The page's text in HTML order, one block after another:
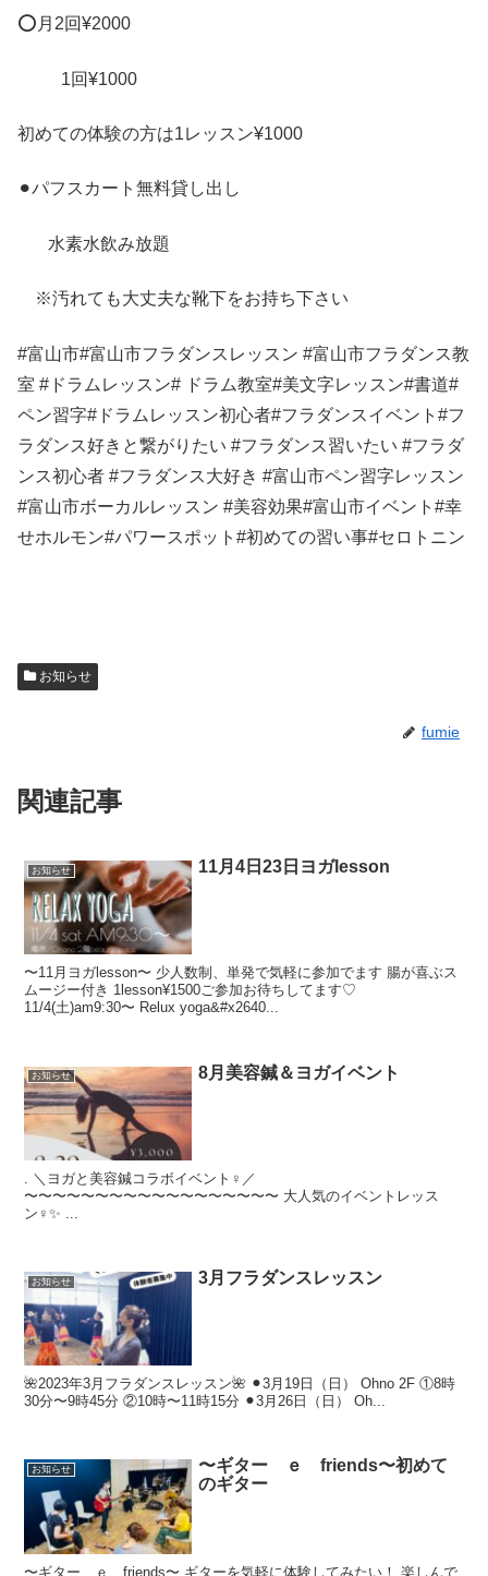
⭕️ 月 2回¥2000
1回¥1000
初めての体験の方は1レッスン¥1000
⚫︎パフスカート無料貸し出し
水素水飲み放題
※汚れても大丈夫な靴下をお持ち下さい
#富山市#富山市フラダンスレッスン #富山市フラダンス教
室 # ドラムレッスン# ドラム教室#美文字レッスン#書道#
ペン習字# ドラムレッスン初心者#フラダンスイベント #フ
ラダンス好きと繋がりたい #フラダンス習いたい #フラダ
ンス初心者 #フラダンス大好き #富山市ペン習字レッスン
#富山市ボーカルレッスン #美容効果#富山市イベント #幸
せホルモン#パワースポット #初めての習い事#セロトニン
お知らせ
fumie
関連記事
お知らせ 11月4日23日ヨガlesson
〜11月ヨガlesson〜 少人数制、単発で気軽に参加でます 腸が喜ぶス
ムージー付き 1lesson¥1500ご参加お待ちしてます♡
11/4(土)am9:30〜 Relux yoga‍&#x2640...
お知らせ 8月美容鍼＆ヨガイベント
. ＼ヨガと美容鍼コラボイベント‍♀️／
〜〜〜〜〜〜〜〜〜〜〜〜〜〜〜〜〜〜 大人気のイベントレッス
ン‍♀️✨ ...
お知らせ 3月フラダンスレッスン
🌺2023年3月フラダンスレッスン🌺 ⚫︎3月19日（日） Ohno 2F ①8時
30分〜9時45分 ②10時〜11時15分 ⚫︎3月26日（日） Oh...
お知らせ
〜ギター ｅ friends〜初めて
のギター
〜ギター ｅ friends〜 ギターを気軽に体験してみたい！ 楽しんで